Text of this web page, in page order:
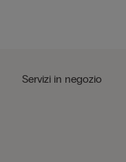
Servizi in negozio